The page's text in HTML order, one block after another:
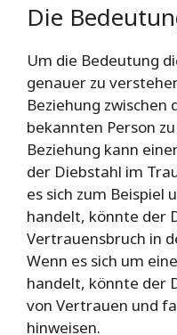
Die
Um die Bedeutung
genauer zu
Beziehung
bekannten Person
Beziehung kann
der Diebstahl im
es sich zum Beispiel
handelt, könnte der
Vertrauensbruch in
Wenn es sich um
handelt, könnte der
von Vertrauen und
hinweisen.